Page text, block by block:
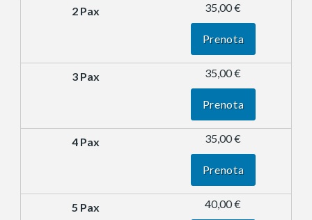
35,00 €
Prenota
35,00 €
Prenota
35,00 €
Prenota
40,00 €